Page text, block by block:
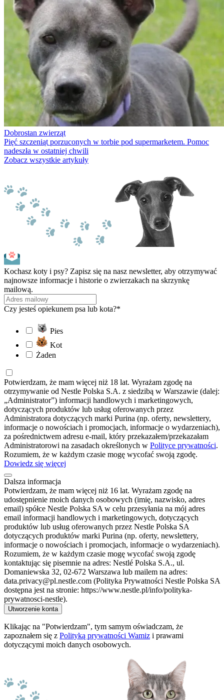
Dobrostan zwierząt
Pięć szczeniąt porzuconych w torbie pod supermarketem. Pomoc
nadeszła w ostatniej chwili
Zobacz wszystkie artykuły
Kochasz koty i psy? Zapisz się na nasz newsletter, aby otrzymywać
najnowsze informacje i historie o zwierzakach na skrzynkę
mailową.
Czy jesteś opiekunem psa lub kota?*
Pies
Kot
Żaden
Potwierdzam, że mam więcej niż 18 lat. Wyrażam zgodę na
otrzymywanie od Nestle Polska S.A. z siedzibą w Warszawie (dalej:
„Administrator”) informacji handlowych i marketingowych,
dotyczących produktów lub usług oferowanych przez
Administratora dotyczących marki Purina (np. oferty, newslettery,
informacje o nowościach i promocjach, informacje o wydarzeniach),
za pośrednictwem adresu e-mail, który przekazałem/przekazałam
Administratorowi na zasadach określonych w Polityce prywatności.
Rozumiem, że w każdym czasie mogę wycofać swoją zgodę.
Dowiedz się więcej
Dalsza informacja
Potwierdzam, że mam więcej niż 16 lat. Wyrażam zgodę na
udostępnienie moich danych osobowych (imię, nazwisko, adres
email) spółce Nestle Polska SA w celu przesyłania na mój adres
email informacji handlowych i marketingowych, dotyczących
produktów lub usług oferowanych przez Nestle Polska SA
dotyczących produktów marki Purina (np. oferty, newslettery,
informacje o nowościach i promocjach, informacje o wydarzeniach).
Rozumiem, że w każdym czasie mogę wycofać swoją zgodę
kontaktując się pisemnie na adres: Nestlé Polska S.A., ul.
Domaniewska 32, 02-672 Warszawa lub mailem na adres:
data.privacy@pl.nestle.com (Polityka Prywatności Nestle Polska SA
dostępna jest na stronie: https://www.nestle.pl/info/polityka-
prywatnosci-nestle).
Utworzenie konta
Klikając na "Potwierdzam", tym samym oświadczam, że
zapoznałem się z Polityką prywatności Wamiz i prawami
dotyczącymi moich danych osobowych.